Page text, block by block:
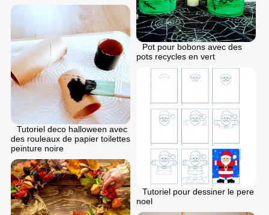
Pot pour bobons avec des
pots recycles en vert
Tutoriel deco halloween avec
des rouleaux de papier toilettes
peinture noire
Tutoriel pour dessiner le pere
noel